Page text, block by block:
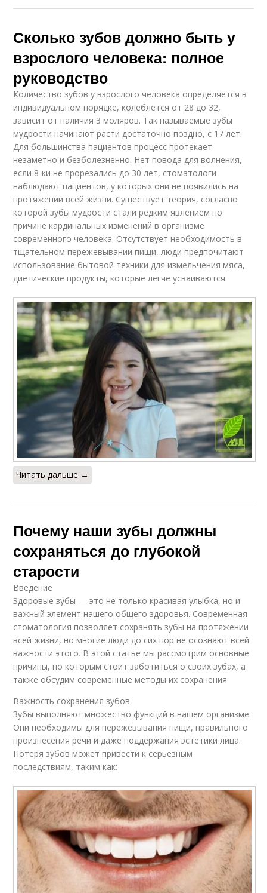
Сколько зубов должно быть у
взрослого человека: полное
руководство
Количество зубов у взрослого человека определяется в
индивидуальном порядке, колеблется от 28 до 32,
зависит от наличия 3 моляров. Так называемые зубы
мудрости начинают расти достаточно поздно, с 17 лет.
Для большинства пациентов процесс протекает
незаметно и безболезненно. Нет повода для волнения,
если 8-ки не прорезались до 30 лет, стоматологи
наблюдают пациентов, у которых они не появились на
протяжении всей жизни. Существует теория, согласно
которой зубы мудрости стали редким явлением по
причине кардинальных изменений в организме
современного человека. Отсутствует необходимость в
тщательном пережевывании пищи, люди предпочитают
использование бытовой техники для измельчения мяса,
диетические продукты, которые легче усваиваются.
Читать дальше →
Почему наши зубы должны
сохраняться до глубокой
старости
Введение
Здоровые зубы — это не только красивая улыбка, но и
важный элемент нашего общего здоровья. Современная
стоматология позволяет сохранять зубы на протяжении
всей жизни, но многие люди до сих пор не осознают всей
важности этого. В этой статье мы рассмотрим основные
причины, по которым стоит заботиться о своих зубах, а
также обсудим современные методы их сохранения.
Важность сохранения зубов
Зубы выполняют множество функций в нашем организме.
Они необходимы для пережёвывания пищи, правильного
произнесения речи и даже поддержания эстетики лица.
Потеря зубов может привести к серьёзным
последствиям, таким как: